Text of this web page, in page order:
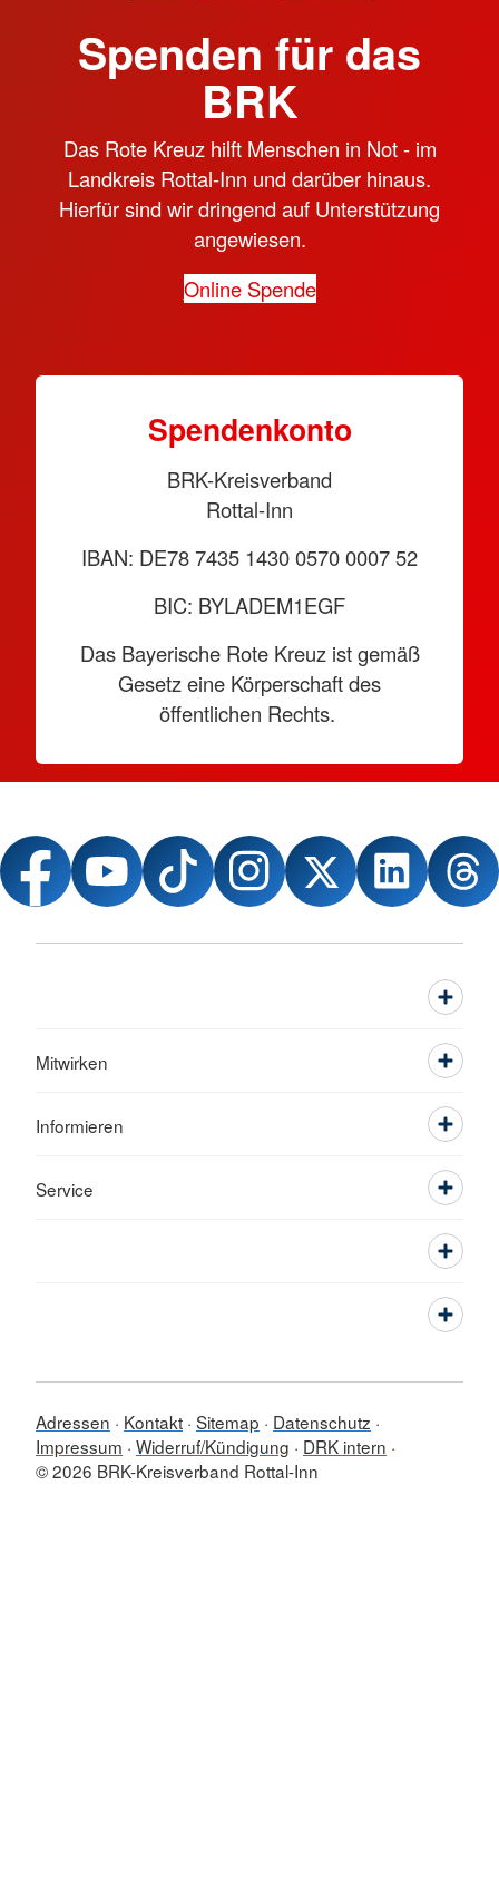
Spenden für das
BRK
Das Rote Kreuz hilft Menschen in Not - im
Landkreis Rottal-Inn und darüber hinaus.
Hierfür sind wir dringend auf Unterstützung
angewiesen.
Online Spende
Spendenkonto
BRK-Kreisverband
Rottal-Inn
IBAN: DE78 7435 1430 0570 0007 52
BIC: BYLADEM1EGF
Das Bayerische Rote Kreuz ist gemäß
Gesetz eine Körperschaft des
öffentlichen Rechts.
Mitwirken
Informieren
Service
Adressen Kontakt Sitemap
Datenschutz
Impressum Widerruf/Kündigung
DRK intern
© 2026 BRK-Kreisverband Rottal-Inn